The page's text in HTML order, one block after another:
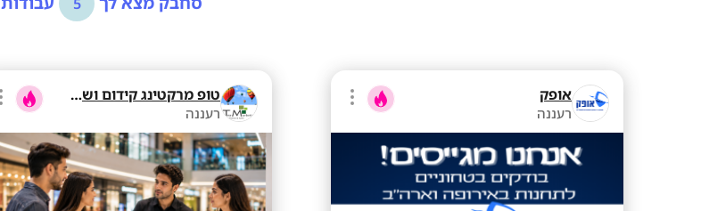
אופק
רעננה
טופ מרקטינג קידום ושיווק בע"מ
רעננה